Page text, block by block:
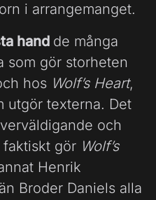
i arrangemanget.
hand de många
som gör storheten
hos Wolf’s Heart,
utgör texterna. Det
och
faktiskt gör Wolf’s
Henrik
Broder Daniels alla